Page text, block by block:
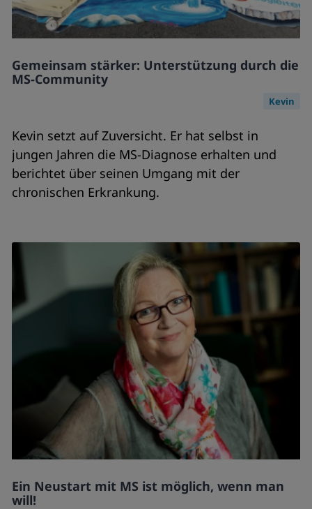
Gemeinsam stärker: Unterstützung durch die
MS-Community
Kevin
Kevin setzt auf Zuversicht. Er hat selbst in
jungen Jahren die MS-Diagnose erhalten und
berichtet über seinen Umgang mit der
chronischen Erkrankung.
Ein Neustart mit MS ist möglich, wenn man
will!